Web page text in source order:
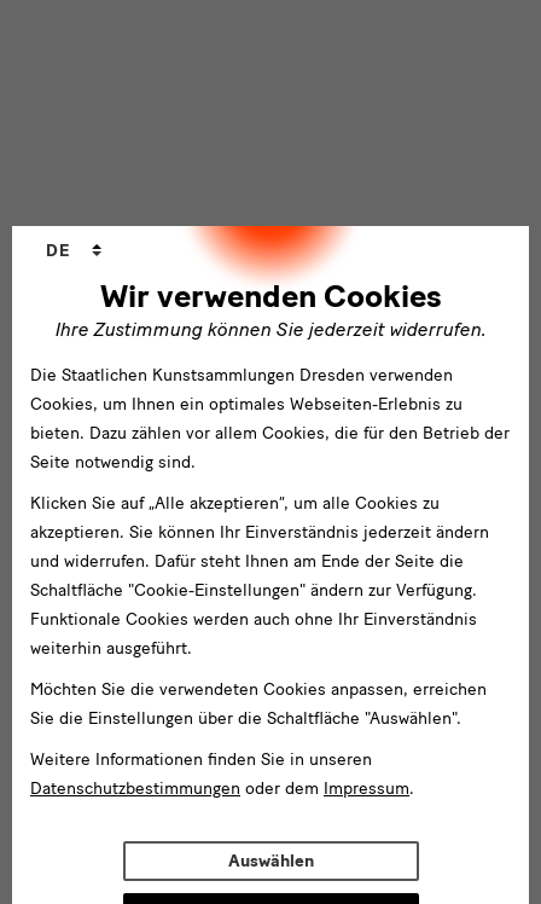
Wir verwenden Cookies
Ihre Zustimmung können Sie jederzeit widerrufen.
DE
Die Staatlichen Kunstsammlungen Dresden verwenden
Cookies, um Ihnen ein optimales Webseiten-Erlebnis zu
bieten. Dazu zählen vor allem Cookies, die für den Betrieb der
Seite notwendig sind.
Klicken Sie auf „Alle akzeptieren“, um alle Cookies zu
akzeptieren. Sie können Ihr Einverständnis jederzeit ändern
und widerrufen. Dafür steht Ihnen am Ende der Seite die
Schaltfläche "Cookie-Einstellungen" ändern zur Verfügung.
Funktionale Cookies werden auch ohne Ihr Einverständnis
weiterhin ausgeführt.
Möchten Sie die verwendeten Cookies anpassen, erreichen
Sie die Einstellungen über die Schaltfläche "Auswählen".
Weitere Informationen finden Sie in unseren
Datenschutzbestimmungen oder dem Impressum.
Auswählen